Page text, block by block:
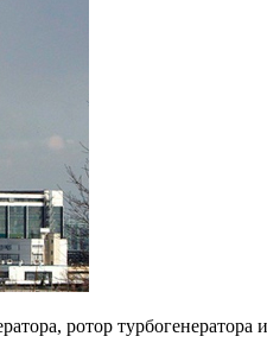
ротор